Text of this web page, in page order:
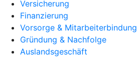
Versicherung
Finanzierung
Vorsorge & Mitarbeiterbindung
Gründung & Nachfolge
Auslandsgeschäft